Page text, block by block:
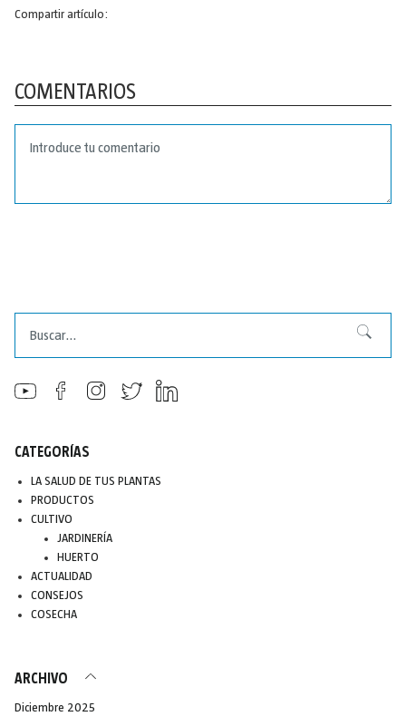
Compartir artículo:
COMENTARIOS
Buscar
CATEGORÍAS
LA SALUD DE TUS PLANTAS
PRODUCTOS
CULTIVO
JARDINERÍA
HUERTO
ACTUALIDAD
CONSEJOS
COSECHA
ARCHIVO
Diciembre 2025